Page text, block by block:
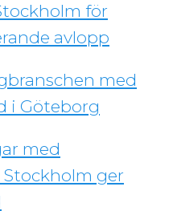
för
avlopp
med
i Göteborg
med
ger